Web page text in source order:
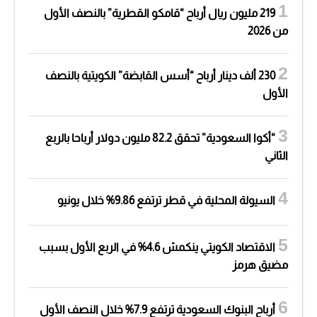
219 مليون ريال أرباح “قامكو القطرية” بالنصف الأول
من 2026
230 ألف دينار أرباح “أسس القابضة” الكويتية بالنصف
الأول
“أكوا السعودية” تحقق 82.2 مليون دولار أرباحا بالربع
الثاني
السيولة المحلية في قطر ترتفع 9.86% خلال يونيو
الاقتصاد الكويتي ينكمش 4.6% في الربع الأول بسبب
مضيق هرمز
أرباح البنوك السعودية ترتفع 7.9% خلال النصف الأول